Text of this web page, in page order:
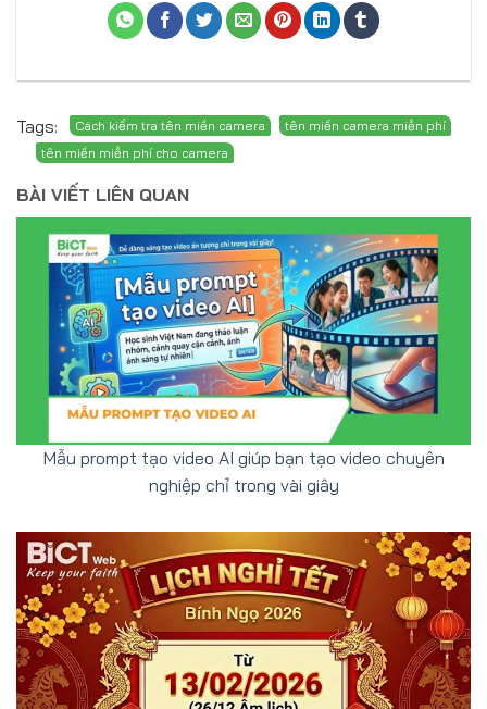
Tags:
BÀI VIẾT LIÊN QUAN
Mẫu prompt tạo video AI giúp bạn tạo video chuyên
nghiệp chỉ trong vài giây